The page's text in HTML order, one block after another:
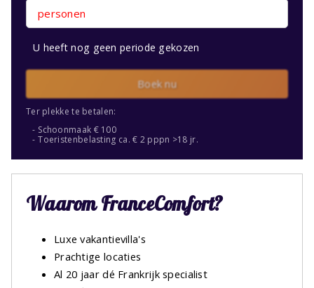
personen
U heeft nog geen periode gekozen
Boek nu
Ter plekke te betalen:
Schoonmaak € 100
Toeristenbelasting ca. € 2 pppn >18 jr.
Waarom FranceComfort?
Luxe vakantievilla's
Prachtige locaties
Al 20 jaar dé Frankrijk specialist